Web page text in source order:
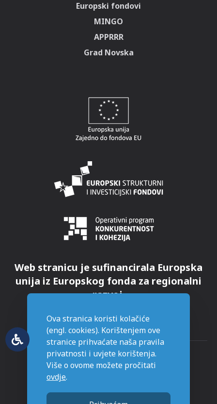
Europski fondovi
MINGO
APPRRR
Grad Novska
Web stranicu je sufinancirala Europska
unija iz Europskog fonda za regionalni
razvoj.
Ova stranica koristi kolačiće
(engl. cookies). Korištenjem ove
stranice prihvaćate naša pravila
privatnosti i uvjete korištenja.
Više o ovome možete pročitati
ovdje.